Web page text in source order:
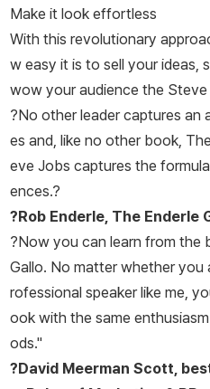
Make it look effortless
With this revolutionary
w easy it is to sell your ideas,
wow your audience the
?No other leader captures an
es and, like no other book,
eve Jobs captures the
ences.?
?Rob Enderle, The Enderle
?Now you can learn from the
Gallo. No matter whether you
rofessional speaker like me,
ook with the same
ods."
?David Meerman Scott,